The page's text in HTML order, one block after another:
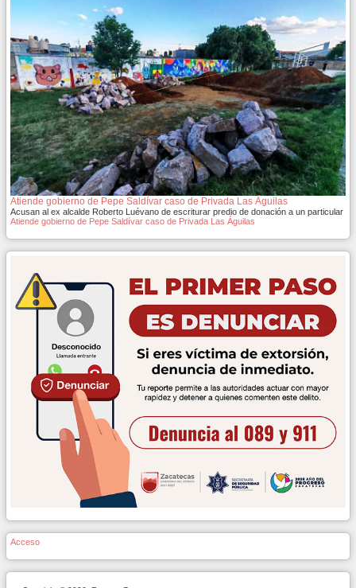
Atiende gobierno de Pepe Saldívar caso de Privada Las Águilas
Acusan al ex alcalde Roberto Luévano de escriturar predio de donación a un particular
Atiende gobierno de Pepe Saldívar caso de Privada Las Águilas
Acceso